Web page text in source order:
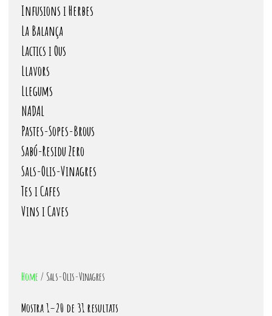
Infusions i Herbes
La Balança
Lactics i Ous
Llavors
Llegums
NADAL
Pastes-Sopes-Brous
Sabó-Residu Zero
Sals-Olis-Vinagres
Tes i Cafes
Vins i Caves
Home / Sals-Olis-Vinagres
Mostra 1–20 de 31 resultats